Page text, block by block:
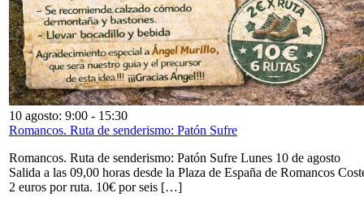
10 agosto: 9:00 - 15:30
Romancos. Ruta de senderismo: Patón Sufre
Romancos. Ruta de senderismo: Patón Sufre Lunes 10 de agosto
Salida a las 09,00 horas desde la Plaza de España de Romancos
2 euros por ruta. 10€ por seis […]